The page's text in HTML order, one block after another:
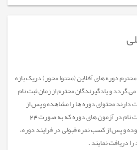
دوره های آفلاین (محتوا محور) دریک بازه
برگزار می گردد و یادگیرندگان محترم از زمان ثبت نام
40 روز مهلت دارند محتوای دوره ها را مشاهده و پس از
گذشت 72 ساعت از زمان ثبت نام در آزمون های دوره که به صورت 24
و پس از کسب نمره قبولی در فرایند دوره،
دریافت نمایند.